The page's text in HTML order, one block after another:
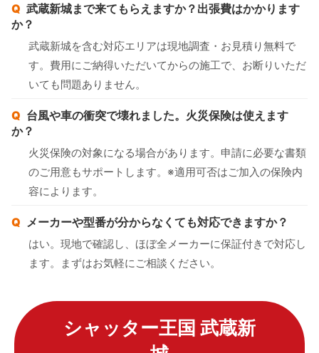
武蔵新城まで来てもらえますか？出張費はかかります
か？
武蔵新城を含む対応エリアは現地調査・お見積り無料で
す。費用にご納得いただいてからの施工で、お断りいただ
いても問題ありません。
台風や車の衝突で壊れました。火災保険は使えます
か？
火災保険の対象になる場合があります。申請に必要な書類
のご用意もサポートします。※適用可否はご加入の保険内
容によります。
メーカーや型番が分からなくても対応できますか？
はい。現地で確認し、ほぼ全メーカーに保証付きで対応し
ます。まずはお気軽にご相談ください。
シャッター王国 武蔵新